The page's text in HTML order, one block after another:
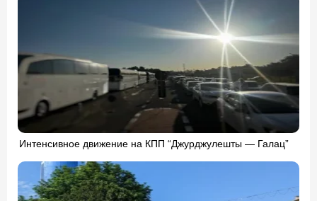
Интенсивное движение на КПП “Джурджулешты — Галац”